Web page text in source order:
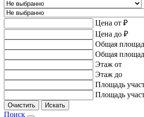
Цена от ₽
Цена до ₽
Общая
Общая
Этаж от
Этаж до
Площадь
Площадь
Поиск